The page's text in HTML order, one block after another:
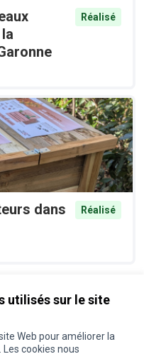
utilisés sur le site
Web pour améliorer la
cookies nous
Réalisé
dans
Réalisé